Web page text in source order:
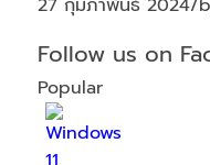
27 กุมภาพันธ์ 2024/
Follow us on
Popular